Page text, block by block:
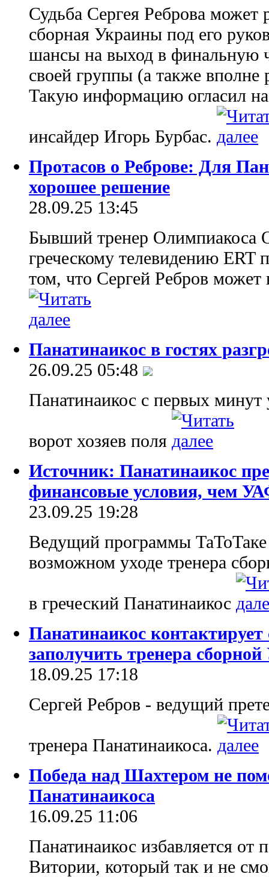
Судьба Сергея Реброва может
сборная Украины под его
шансы на выход в финальную
своей группы (а также вполне
Такую информацию огласил
инсайдер Игорь Бурбас.
Протасов о Реброве: Для
хорошее решение
28.09.25 13:45
Бывший тренер Олимпиакоса
греческому телевидению ERT
том, что Сергей Ребров может
Панатинаикос в гостях
26.09.25 05:48
Панатинаикос с первых
ворот хозяев поля
Источник: Панатинаикос
финансовые условия, чем
23.09.25 19:28
Ведущий программы
возможном уходе тренера
в греческий Панатинаикос
Панатинаикос
заполучить тренера
18.09.25 17:18
Сергей Ребров - ведущий
тренера Панатинаикоса.
Победа над Шахтером не
Панатинаикоса
16.09.25 11:06
Панатинаикос избавляется от
Витории, который так и не